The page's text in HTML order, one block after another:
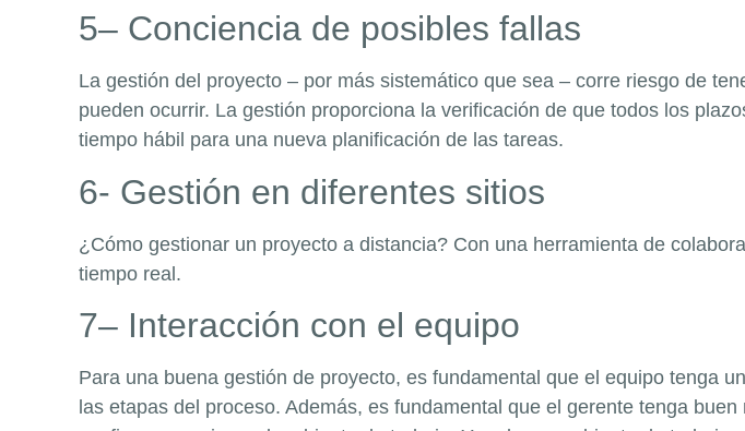
5– Conciencia de posibles fallas
La gestión del proyecto – por más sistemático que sea – corre riesgo de
pueden ocurrir. La gestión proporciona la verificación de que todos los
tiempo hábil para una nueva planificación de las tareas.
6- Gestión en diferentes sitios
¿Cómo gestionar un proyecto a distancia? Con una herramienta de
tiempo real.
7– Interacción con el equipo
Para una buena gestión de proyecto, es fundamental que el equipo tenga
las etapas del proceso. Además, es fundamental que el gerente tenga